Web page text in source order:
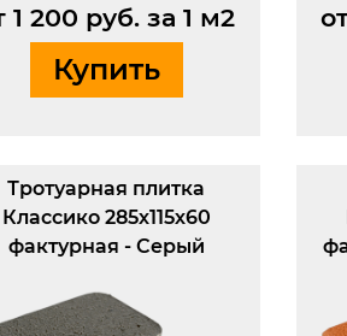
1 200 руб. за 1 м2
Купить
Тротуарная плитка
Классико 285х115х60
фактурная - Серый